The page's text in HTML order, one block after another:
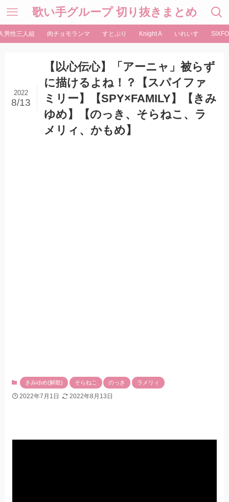
歌い手グループ 切り抜きまとめ
男性三人組 肉チョモランマ すとぷり Knight A いれいす
【以心伝心】「アーニャ」被らず
に描けるよね！？【スパイファ
ミリー】【SPY×FAMILY】【きみ
ゆめ】【のっき、そらねこ、ラ
メリィ、かもめ】
2022
8/13
きみゆめ(解散) そらねこ のっき ラメリィ
2022年7月1日 2022年8月13日